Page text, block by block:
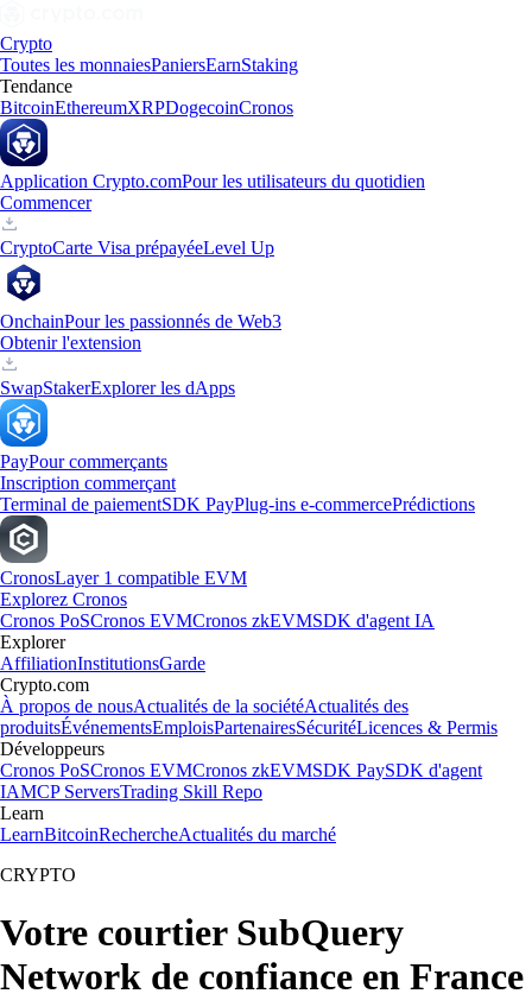
Crypto
Toutes les monnaiesPaniersEarnStaking
Tendance
BitcoinEthereumXRPDogecoinCronos
Application Crypto.comPour les utilisateurs du quotidien
Commencer
CryptoCarte Visa prépayéeLevel Up
OnchainPour les passionnés de Web3
Obtenir l'extension
SwapStakerExplorer les dApps
PayPour commerçants
Inscription commerçant
Terminal de paiementSDK PayPlug-ins e-commercePrédictions
CronosLayer 1 compatible EVM
Explorez Cronos
Cronos PoSCronos EVMCronos zkEVMSDK d'agent IA
Explorer
AffiliationInstitutionsGarde
Crypto.com
À propos de nousActualités de la sociétéActualités des
produitsÉvénementsEmploisPartenairesSécuritéLicences & Permis
Développeurs
Cronos PoSCronos EVMCronos zkEVMSDK PaySDK d'agent
IAMCP ServersTrading Skill Repo
Learn
LearnBitcoinRechercheActualités du marché
CRYPTO
Votre courtier SubQuery
Network de confiance en France